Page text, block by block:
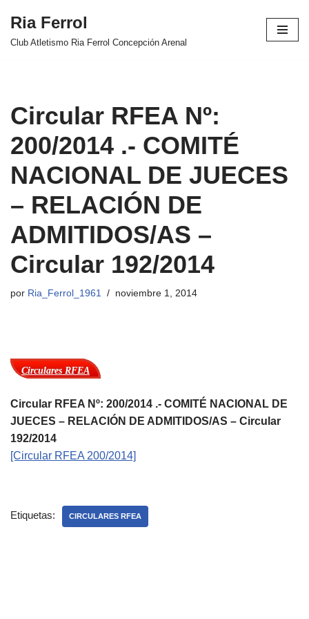
Saltar
Ria Ferrol
Club Atletismo Ria Ferrol Concepción Arenal
Circular RFEA Nº:
200/2014 .- COMITÉ
NACIONAL DE JUECES
– RELACIÓN DE
ADMITIDOS/AS –
Circular 192/2014
por Ria_Ferrol_1961 noviembre 1, 2014
Circulares RFEA
Circular RFEA Nº: 200/2014 .- COMITÉ NACIONAL DE
JUECES – RELACIÓN DE ADMITIDOS/AS – Circular
192/2014
[Circular RFEA 200/2014]
Etiquetas: CIRCULARES RFEA